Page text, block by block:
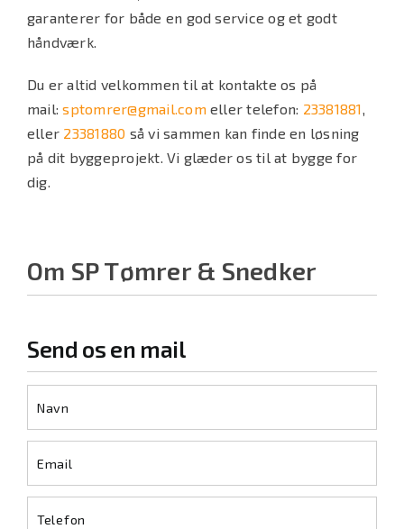
garanterer for både en god service og et godt
håndværk.
Du er altid velkommen til at kontakte os på
mail:sptomrer@gmail.comeller telefon: 23381881,
eller 23381880 så vi sammen kan finde en løsning
på dit byggeprojekt. Vi glæder os til at bygge for
dig.
Om SP Tømrer & Snedker
Send os en mail